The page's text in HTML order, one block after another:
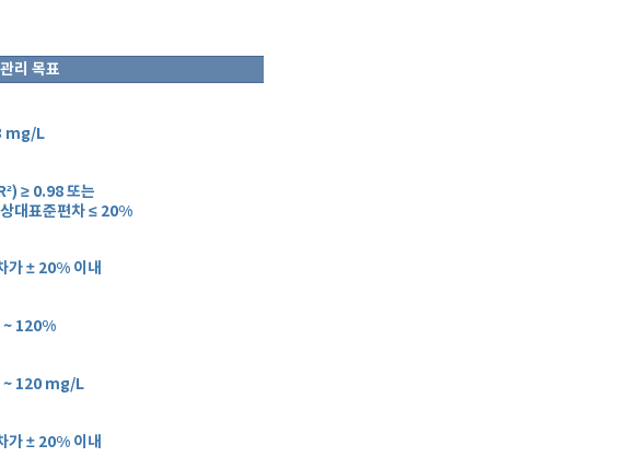
리 목표
mg/L
≥ 0.98 또는
대표준편차 ≤ 20%
가± 20% 이내
~ 120%
120 mg/L
가 ± 20% 이내